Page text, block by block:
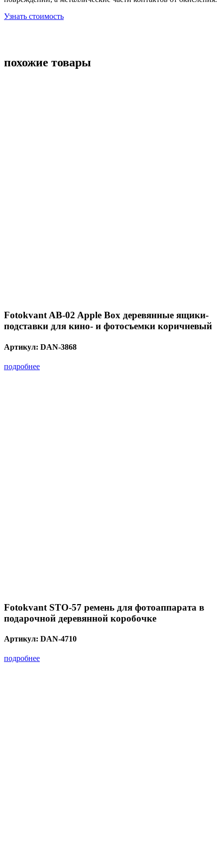
Узнать стоимость
похожие товары
Fotokvant AB-02 Apple Box деревянные ящики-
подставки для кино- и фотосъемки коричневый
Артикул: DAN-3868
подробнее
Fotokvant STO-57 ремень для фотоаппарата в
подарочной деревянной коробочке
Артикул: DAN-4710
подробнее